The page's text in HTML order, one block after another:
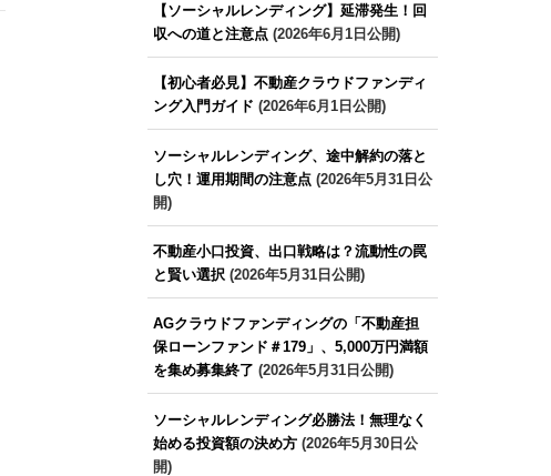
【ソーシャルレンディング】延滞発生！回
収への道と注意点(2026年6月1日公開)
【初心者必見】不動産クラウドファンディ
ング入門ガイド (2026年6月1日公開)
ソーシャルレンディング、途中解約の落と
し穴！運用期間の注意点(2026年5月31日公
開)
不動産小口投資、出口戦略は？流動性の罠
と賢い選択(2026年5月31日公開)
AGクラウドファンディングの「不動産担
保ローンファンド＃179」、5,000万円満額
を集め募集終了 (2026年5月31日公開)
ソーシャルレンディング必勝法！無理なく
始める投資額の決め方(2026年5月30日公
開)